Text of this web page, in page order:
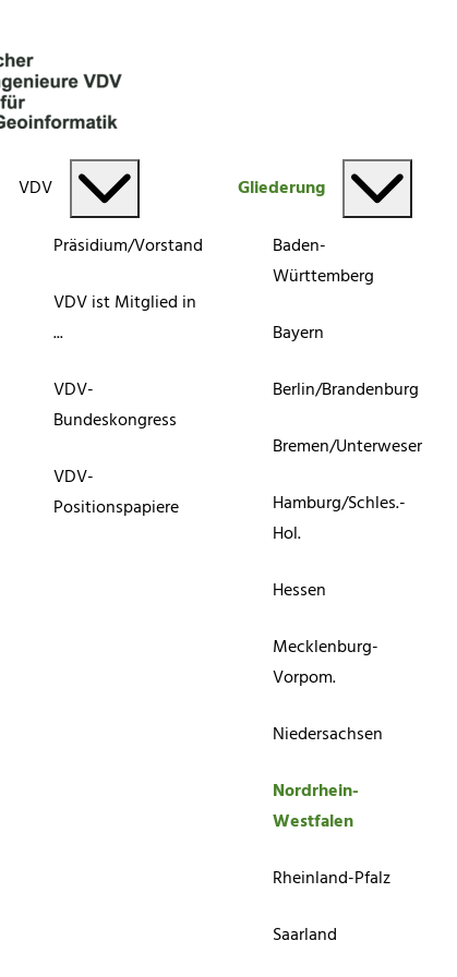
VDV
Präsidium/Vorstand
VDV ist Mitglied in
...
VDV-
Bundeskongress
VDV-
Positionspapiere
Gliederung
Baden-
Württemberg
Bayern
Berlin/Brandenburg
Bremen/Unterweser
Hamburg/Schles.-
Hol.
Hessen
Mecklenburg-
Vorpom.
Niedersachsen
Nordrhein-
Westfalen
Rheinland-Pfalz
Saarland